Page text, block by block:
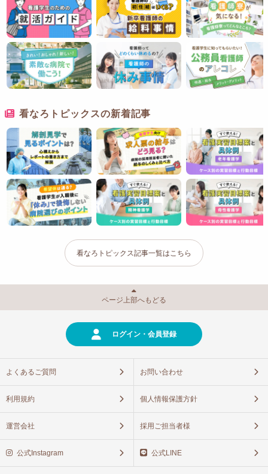
看なろトピックスの新着記事
看なろトピックス記事一覧はこちら
ページ上部へもどる
ログイン・会員登録
よくあるご質問 お問い合わせ
利用規約 個人情報保護方針
運営会社 採用ご担当者様
公式Instagram 公式LINE